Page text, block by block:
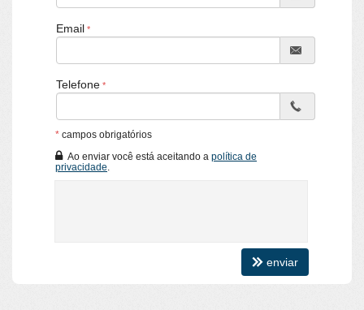
Piscina
Espaço Gourmet
Medidores Individuais
Brinquedoteca
Piscina Infantil
Elevador
Espaço Zen
Email
Telefone
* campos obrigatórios
Ao enviar você está aceitando a política de
privacidade
enviar